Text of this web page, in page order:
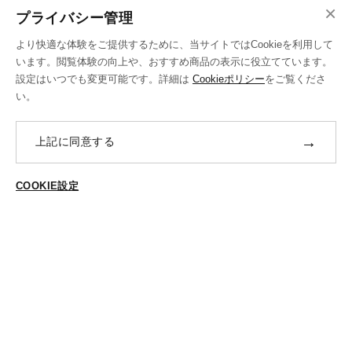
送料・ラッピング·配送方法
×
プライバシー管理
より快適な体験をご提供するために、当サイトではCookieを利用して
います。閲覧体験の向上や、おすすめ商品の表示に役立てています。
設定はいつでも変更可能です。詳細は Cookieポリシーをご覧くださ
い。
上記に同意する →
COOKIE設定